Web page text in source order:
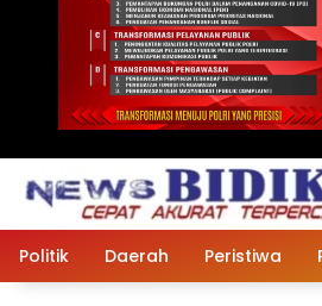
Politik Daerah Peristiwa